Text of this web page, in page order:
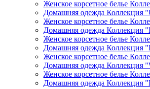
Женское корсетное белье
Домашняя одежда Коллекция
Женское корсетное белье
Домашняя одежда Коллекция
Женское корсетное белье
Домашняя одежда Коллекция
Женское корсетное белье
Домашняя одежда Коллекция
Женское корсетное белье
Домашняя одежда Коллекция